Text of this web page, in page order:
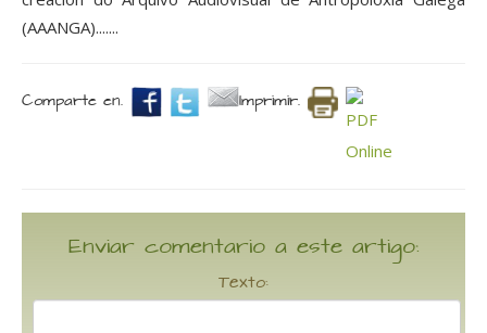
(AAANGA).......
Comparte en. Imprimir.
Enviar comentario a este artigo:
Texto: